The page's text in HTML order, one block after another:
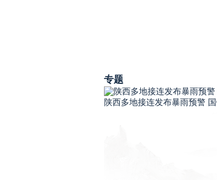
专题
陕西多地接连发布暴雨预警